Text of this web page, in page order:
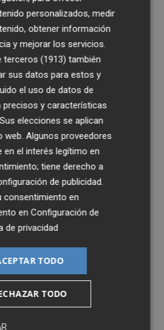
personalizados, medir
obtener información
y mejorar los servicios.
terceros (1913) también
sus datos para estos y
el uso de datos de
precisos y características
elecciones se aplican
web. Algunos proveedores
en el interés legítimo en
tiene derecho a
de publicidad
consentimiento en
enConfiguración de
de privacidad
TODO
TODO